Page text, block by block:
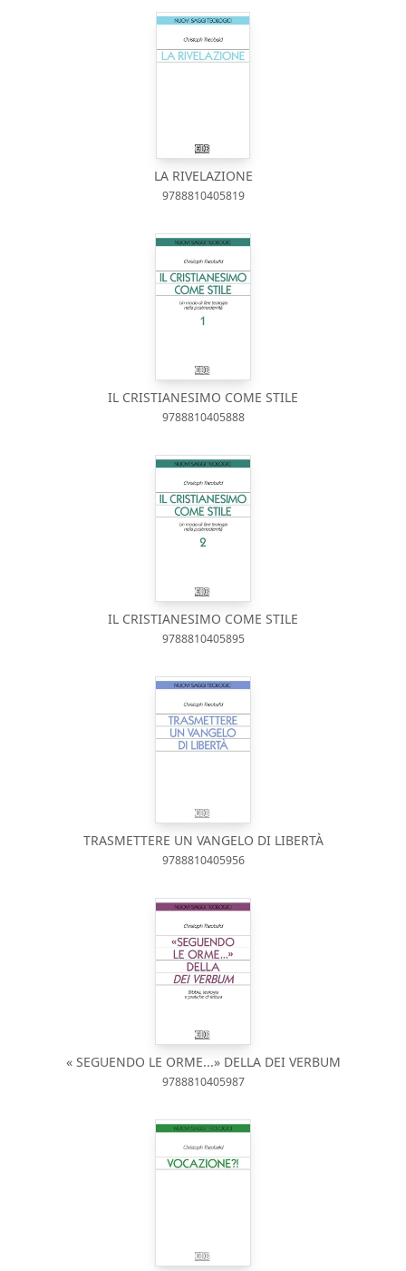
LA RIVELAZIONE
9788810405819
IL CRISTIANESIMO COME STILE
9788810405888
IL CRISTIANESIMO COME STILE
9788810405895
TRASMETTERE UN VANGELO DI LIBERTÀ
9788810405956
« SEGUENDO LE ORME...» DELLA DEI VERBUM
9788810405987